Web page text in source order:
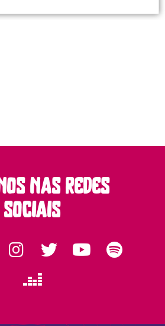
nas redes
sociais